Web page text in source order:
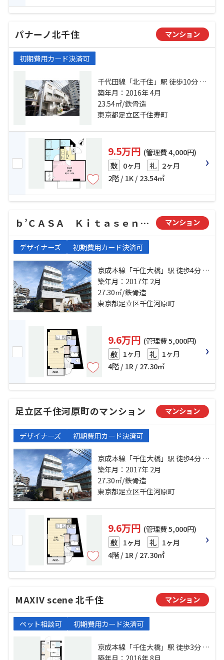
パナーノ北千住 マンション
初期費用カード決済可
千代田線「北千住」駅 徒歩10分 京
成本線「千住大橋」駅 徒歩18分 東
武伊勢崎線「小菅」駅 徒歩24分
築年月：2016年 4月
23.54㎡/鉄骨造
東京都足立区千住寿町
9.5万円 (管理費 4,000円)
敷 0ヶ月 礼 2ヶ月
2階 / 1K / 23.54㎡
ｂ’ＣＡＳＡ Ｋｉｔａｓｅｎｊｕ マンション
デザイナーズ 初期費用カード決済可
京成本線「千住大橋」駅 徒歩4分 常
磐線「南千住」駅 徒歩16分 常磐線
「北千住」駅 徒歩17分
築年月：2017年 2月
27.30㎡/鉄骨造
東京都足立区千住河原町
9.6万円 (管理費 5,000円)
敷 1ヶ月 礼 1ヶ月
4階 / 1R / 27.30㎡
足立区千住河原町のマンション マンション
デザイナーズ 初期費用カード決済可
京成本線「千住大橋」駅 徒歩4分 常
磐線「南千住」駅 徒歩16分 常磐線
「北千住」駅 徒歩17分
築年月：2017年 2月
27.30㎡/鉄骨造
東京都足立区千住河原町
9.6万円 (管理費 5,000円)
敷 1ヶ月 礼 1ヶ月
4階 / 1R / 27.30㎡
MAXIV scene 北千住 マンション
ペット相談可 初期費用カード決済可
京成本線「千住大橋」駅 徒歩3分 常
磐線「南千住」駅 徒歩12分 日比谷
築年月：2016年 8月